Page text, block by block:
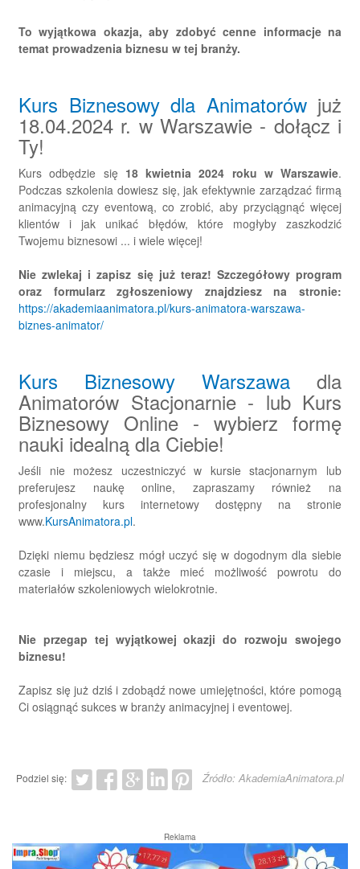
To wyjątkowa okazja, aby zdobyć cenne informacje na
temat prowadzenia biznesu w tej branży.
Kurs Biznesowy dla Animatorówjuż
18.04.2024 r. w Warszawie - dołącz i
Ty!
Kurs odbędzie się 18 kwietnia 2024 roku w Warszawie.
Podczas szkolenia dowiesz się, jak efektywnie zarządzać firmą
animacyjną czy eventową, co zrobić, aby przyciągnąć więcej
klientów i jak unikać błędów, które mogłyby zaszkodzić
Twojemu biznesowi ... i wiele więcej!
Nie zwlekaj i zapisz się już teraz! Szczegółowy program
oraz formularz zgłoszeniowy znajdziesz na stronie:
https://akademiaanimatora.pl/kurs-animatora-warszawa-
biznes-animator/
Kurs Biznesowy Warszawa dla
Animatorów Stacjonarnie - lub Kurs
Biznesowy Online - wybierz formę
nauki idealną dla Ciebie!
Jeśli nie możesz uczestniczyć w kursie stacjonarnym lub
preferujesz naukę online, zapraszamy również na
profesjonalny kurs internetowy dostępny na stronie
www.KursAnimatora.pl.
Dzięki niemu będziesz mógł uczyć się w dogodnym dla siebie
czasie i miejscu, a także mieć możliwość powrotu do
materiałów szkoleniowych wielokrotnie.
Nie przegap tej wyjątkowej okazji do rozwoju swojego
biznesu!
Zapisz się już dziś i zdobądź nowe umiejętności, które pomogą
Ci osiągnąć sukces w branży animacyjnej i eventowej.
Podziel się: Źródło: AkademiaAnimatora.pl
Reklama